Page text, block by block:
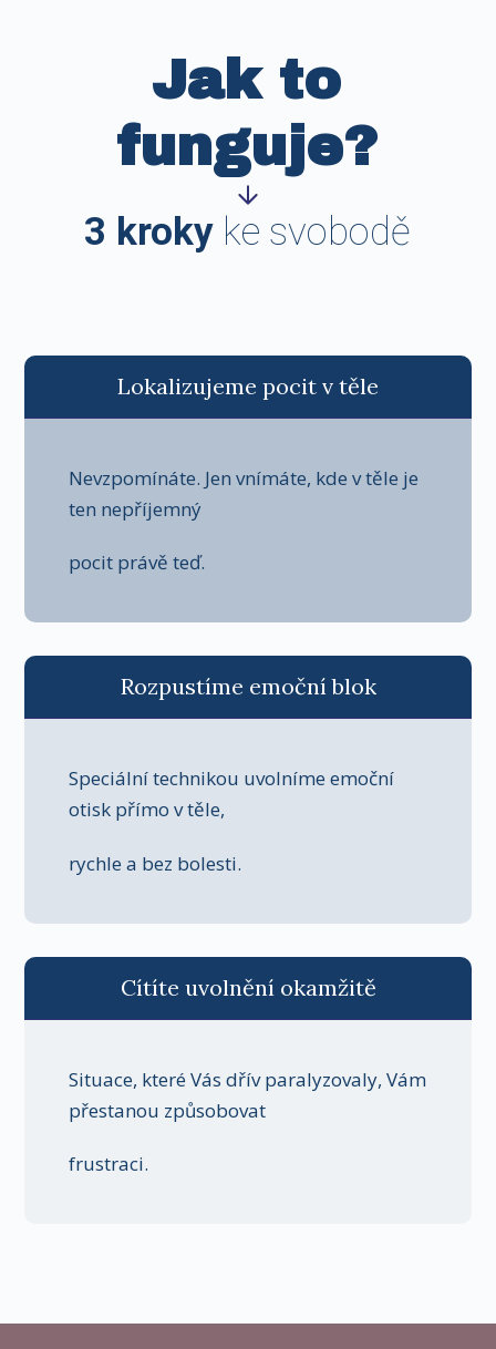
Jak to
funguje?
3 krokyke svobodě
Lokalizujeme pocit v těle
Nevzpomínáte. Jen vnímáte, kde v těle je
ten nepříjemný
pocit právě teď.
Rozpustíme emoční blok
Speciální technikou uvolníme emoční
otisk přímo v těle,
rychle a bez bolesti.
Cítíte uvolnění okamžitě
Situace, které Vás dřív paralyzovaly, Vám
přestanou způsobovat
frustraci.